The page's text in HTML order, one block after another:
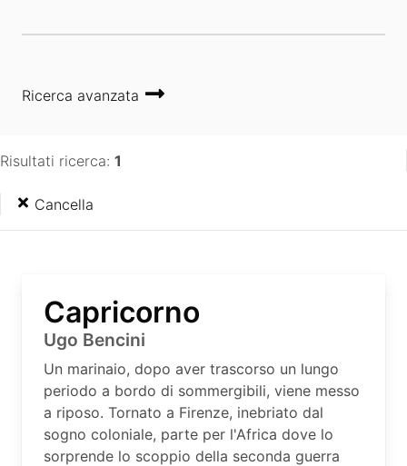
Ricerca avanzata
Risultati ricerca: 1
Cancella
Capricorno
Ugo Bencini
Un marinaio, dopo aver trascorso un lungo
periodo a bordo di sommergibili, viene messo
a riposo. Tornato a Firenze, inebriato dal
sogno coloniale, parte per l'Africa dove lo
sorprende lo scoppio della seconda guerra